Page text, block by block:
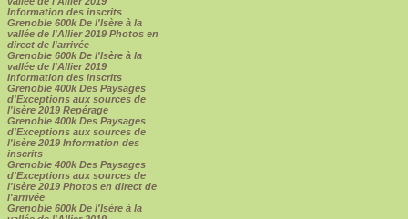
Information des inscrits
Grenoble 600k De l'Isère à la
vallée de l'Allier 2019 Photos en
direct de l'arrivée
Grenoble 600k De l'Isère à la
vallée de l'Allier 2019
Information des inscrits
Grenoble 400k Des Paysages
d'Exceptions aux sources de
l'Isère 2019 Repérage
Grenoble 400k Des Paysages
d'Exceptions aux sources de
l'Isère 2019 Information des
inscrits
Grenoble 400k Des Paysages
d'Exceptions aux sources de
l'Isère 2019 Photos en direct de
l'arrivée
Grenoble 600k De l'Isère à la